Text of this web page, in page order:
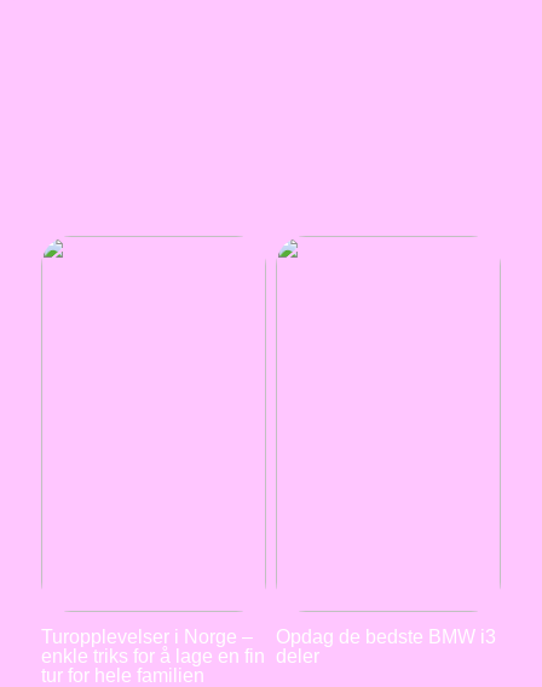
Turopplevelser i Norge –
enkle triks for å lage en fin
tur for hele familien
Opdag de bedste BMW i3
deler